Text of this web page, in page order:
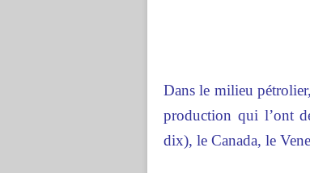
Dans le milieu
production qui l’ont
dix), le Canada, le